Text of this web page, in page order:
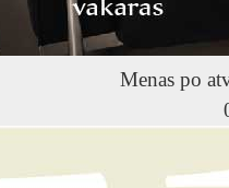
Menas po